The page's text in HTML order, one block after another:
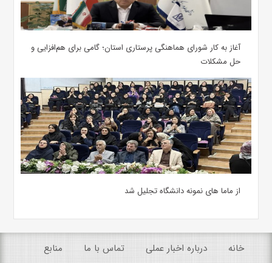
آغاز به کار شورای هماهنگی پرستاری استان؛ گامی برای هم‌افزایی و
حل مشکلات
از ماما های نمونه دانشگاه تجلیل شد
خانه درباره اخبار عملی تماس با ما منابع